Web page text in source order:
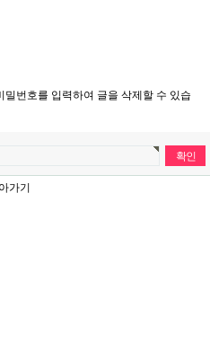
번호를 입력하여 글을 삭제할 수 있습
가기